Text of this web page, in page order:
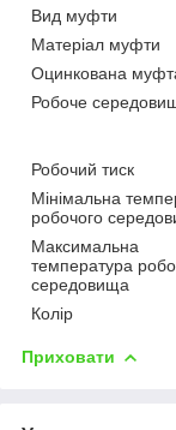
Вид муфти
Матеріал муфти
Оцинкована
Робоче
Робочий тиск
Мінімальна
робочого
Максимальна
температура
середовища
Колір
Приховати